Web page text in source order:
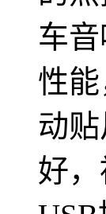
车
性
动
好